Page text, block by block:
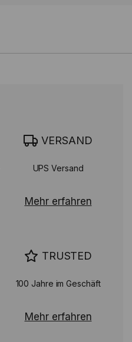
VERSAND
UPS Versand
Mehr erfahren
TRUSTED
100 Jahre im Geschäft
Mehr erfahren